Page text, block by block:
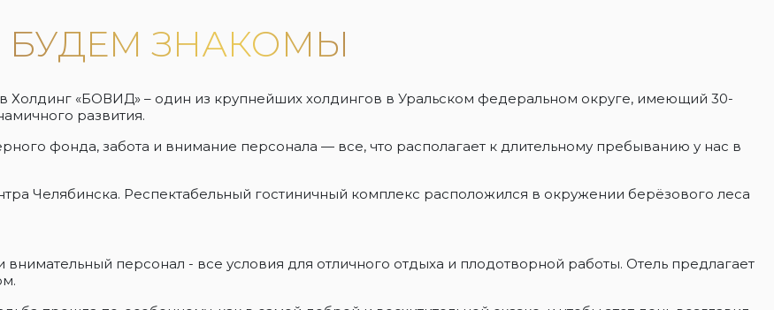
БУДЕМ ЗНАКОМЫ
Холдинг «БОВИД» – один из крупнейших холдингов в Уральском федеральном округе, имеющий 30-
развития.
фонда, забота и внимание персонала — все, что располагает к длительному пребыванию у нас в
Челябинска. Респектабельный гостиничный комплекс расположился в окружении берёзового леса
персонал - все условия для отличного отдыха и плодотворной работы. Отель предлагает